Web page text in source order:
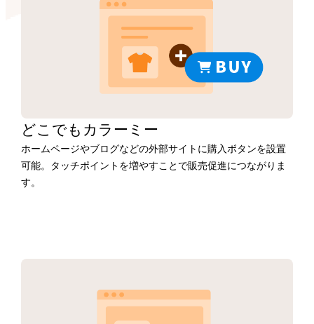
どこでもカラーミー
ホームページやブログなどの外部サイトに購入ボタンを設置
可能。タッチポイントを増やすことで販売促進につながりま
す。